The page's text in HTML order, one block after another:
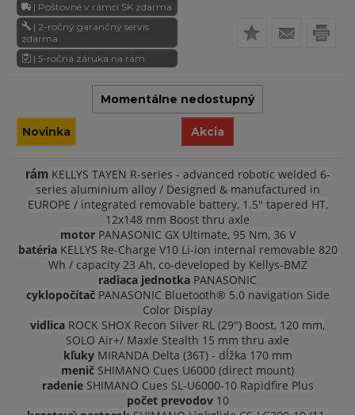
| Poštovné v rámci SK zdarma
| 2-ročný garančný servis
zdarma
| 5-ročná záruka na rám
Momentálne nedostupný
Novinka Akcia
rám KELLYS TAYEN R-series - advanced robotic welded 6-
series aluminium alloy / Designed & manufactured in
EUROPE / integrated removable battery, 1.5" tapered HT,
12x148 mm Boost thru axle
motorPANASONIC GX Ultimate, 95 Nm, 36 V
batériaKELLYS Re-Charge V10 Li-ion internal removable 820
Wh / capacity 23 Ah, co-developed by Kellys-BMZ
radiaca jednotka PANASONIC
cyklopočítačPANASONIC Bluetooth® 5.0 navigation Side
Color Display
vidlica ROCK SHOX Recon Silver RL (29") Boost, 120 mm,
SOLO Air+/ Maxle Stealth 15 mm thru axle
kľukyMIRANDA Delta (36T) - dĺžka 170 mm
menič SHIMANO Cues U6000 (direct mount)
radenieSHIMANO Cues SL-U6000-10 Rapidfire Plus
počet prevodov10